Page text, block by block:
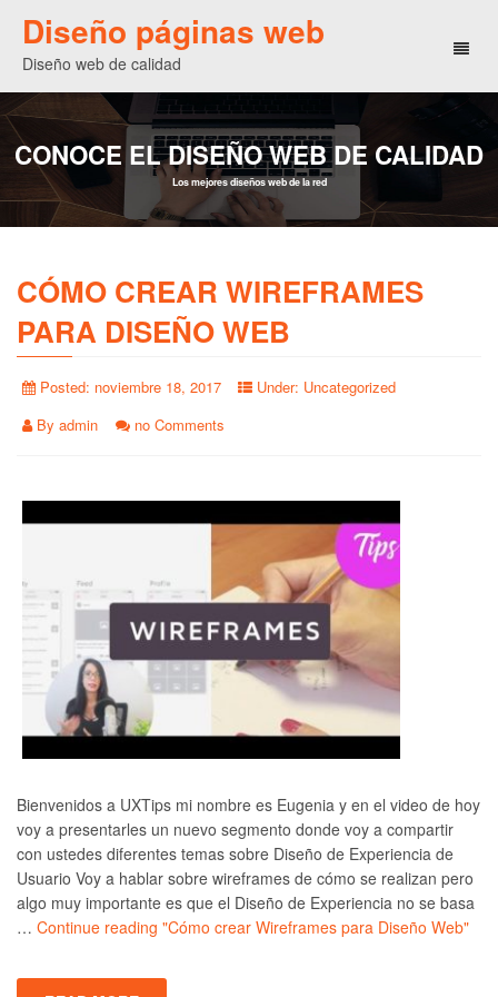
Diseño páginas web
Diseño web de calidad
CONOCE EL DISEÑO WEB DE CALIDAD
Los mejores diseños web de la red
CÓMO CREAR WIREFRAMES
PARA DISEÑO WEB
Posted: noviembre 18, 2017 Under: Uncategorized
By admin no Comments
Bienvenidos a UXTips mi nombre es Eugenia y en el video de hoy
voy a presentarles un nuevo segmento donde voy a compartir
con ustedes diferentes temas sobre Diseño de Experiencia de
Usuario Voy a hablar sobre wireframes de cómo se realizan pero
algo muy importante es que el Diseño de Experiencia no se basa
… Continue reading "Cómo crear Wireframes para Diseño Web"